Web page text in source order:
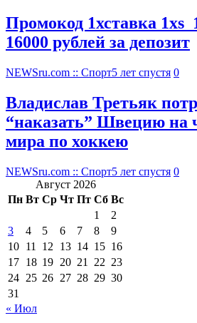
Промокод 1хставка
16000 рублей за депозит
NEWSru.com :: Спорт5 лет спустя 0
Владислав Третьяк
“наказать” Швецию на
мира по хоккею
NEWSru.com :: Спорт5 лет спустя 0
Август 2026
Пн Вт Ср Чт Пт Сб Вс
1
2
3
4 5 6 7 8
9
10 11 12 13 14 15 16
17 18 19 20 21 22 23
24 25 26 27 28 29 30
31
« Июл